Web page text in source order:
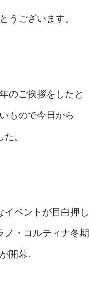
うございます。
のご挨拶をしたと
もので今日から
。
イベントが目白押し
ノ・コルティナ冬期
開幕。